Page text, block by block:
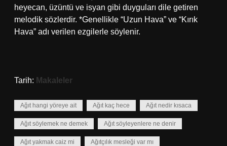
heyecan, üzüntü ve isyan gibi duyguları dile getiren
melodik sözlerdir. *Genellikle “Uzun Hava” ve “Kırık
Hava” adı verilen ezgilerle söylenir.
Tarih: Makaleler
Ağıt hangi yöreye ait Ağıt kaç hece Ağıt nedir kısaca
Ağıt söylemek ne demek Ağıt söyleyenlere ne denir
Ağıt yakmak caiz mi Ağıtçılık mesleği var mı